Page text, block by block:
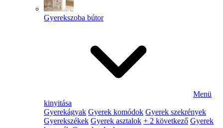
Gyerekszoba bútor
Menü
kinyitása
Gyerekágyak Gyerek komódok Gyerek szekrények
Gyerekszékek Gyerek asztalok + 2 következő Gyerek